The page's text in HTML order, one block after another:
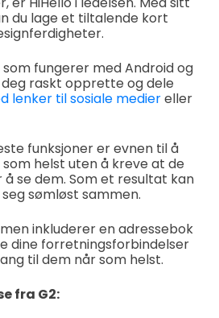
du lage et tiltalende kort
fungerer med Android og
raskt opprette og dele
lenker til sosiale mediereller
funksjoner er evnen til å
helst uten å kreve at de
se dem. Som et resultat kan
sømløst sammen.
inkluderer en adressebok
dine forretningsforbindelser
til dem når som helst.
fra G2: